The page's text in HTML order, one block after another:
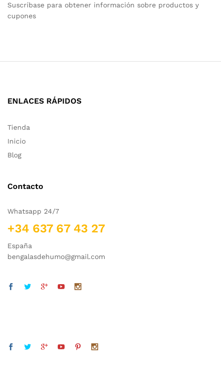
Suscríbase para obtener información sobre productos y
cupones
ENLACES RÁPIDOS
Tienda
Inicio
Blog
Contacto
Whatsapp 24/7
+34 637 67 43 27
España
bengalasdehumo@gmail.com